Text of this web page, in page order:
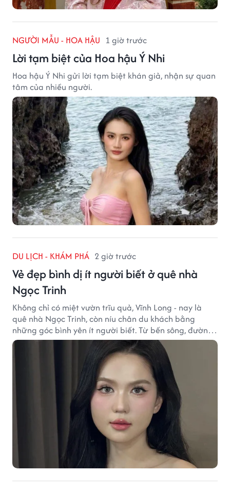
NGƯỜI MẪU - HOA HẬU 1 giờ trước
Lời tạm biệt của Hoa hậu Ý Nhi
Hoa hậu Ý Nhi gửi lời tạm biệt khán giả, nhận sự quan
tâm của nhiều người.
DU LỊCH - KHÁM PHÁ 2 giờ trước
Vẻ đẹp bình dị ít người biết ở quê nhà
Ngọc Trinh
Không chỉ có miệt vườn trĩu quả, Vĩnh Long - nay là
quê nhà Ngọc Trinh, còn níu chân du khách bằng
những góc bình yên ít người biết. Từ bến sông, đường
quê đến nhịp sống chậm rãi, tất cả tạo nên sức hút rất
riêng của vùng đất miền Tây.